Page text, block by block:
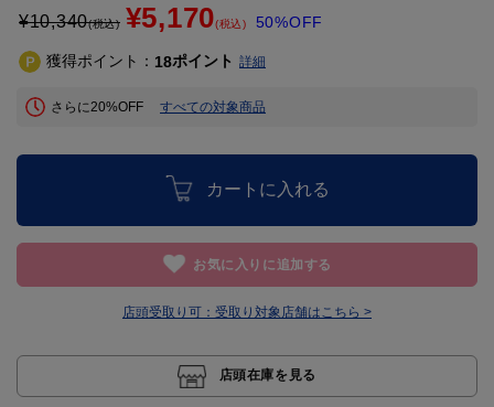
¥10,340(税込) ¥5,170(税込) 50%OFF
獲得ポイント： 18ポイント 詳細
さらに20%OFF すべての対象商品
カートに入れる
お気に入りに追加する
店頭受取り可： 受取り対象店舗はこちら >
店頭在庫を見る